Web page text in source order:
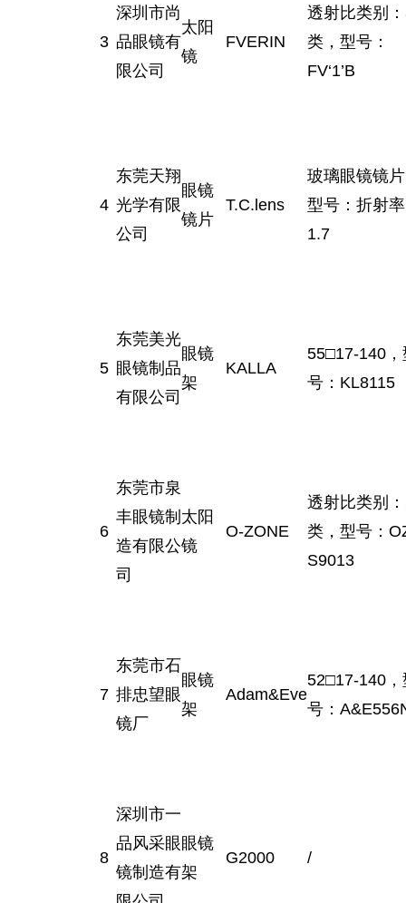
3
深圳市尚
品眼镜有
限公司
太阳
镜
FVERIN
透射比类别
类，型号：
FV‘1’B
4
东莞天翔
光学有限
公司
眼镜
镜片
T.C.lens
玻璃眼镜镜
型号：折射率
1.7
5
东莞美光
眼镜制品
有限公司
眼镜
架
KALLA
55□17-140，
号：KL8115
6
东莞市泉
丰眼镜制
造有限公
司
太阳
镜
O-ZONE
透射比类别
类，型号：
S9013
7
东莞市石
排忠望眼
镜厂
眼镜
架
Adam&Eve
52□17-140，
号：
8
深圳市一
品风采眼
镜制造有
眼镜
架
G2000 /